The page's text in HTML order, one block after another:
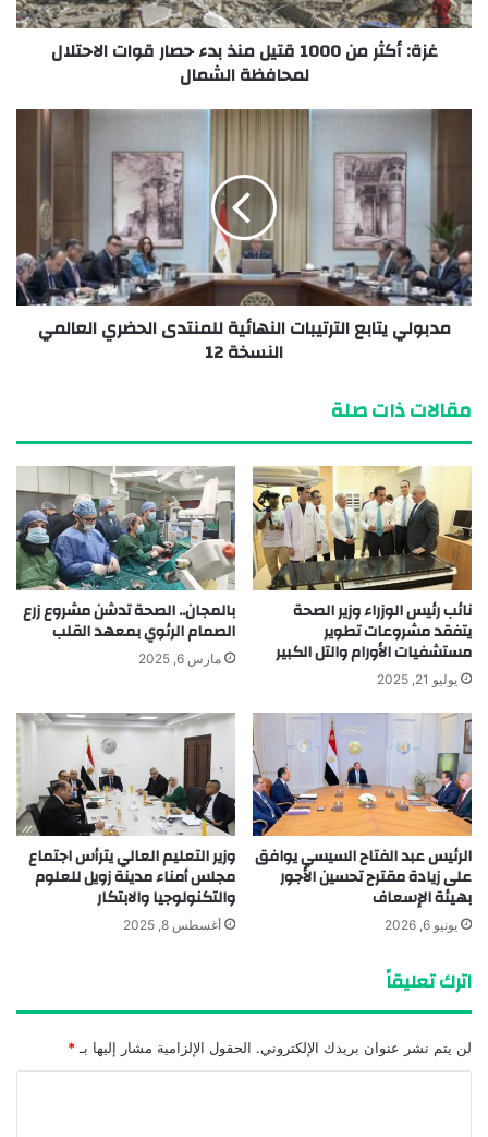
غزة: أكثر من 1000 قتيل منذ بدء حصار قوات الاحتلال
لمحافظة الشمال
مدبولي يتابع الترتيبات النهائية للمنتدى الحضري العالمي
النسخة 12
مقالات ذات صلة
نائب رئيس الوزراء وزير الصحة
يتفقد مشروعات تطوير
مستشفيات الأورام والتل الكبير
يوليو 21, 2025
بالمجان.. الصحة تدشن مشروع زرع
الصمام الرئوي بمعهد القلب
مارس 6, 2025
الرئيس عبد الفتاح السيسي يوافق
على زيادة مقترح تحسين الأجور
بهيئة الإسعاف
يونيو 6, 2026
وزير التعليم العالي يترأس اجتماع
مجلس أمناء مدينة زويل للعلوم
والتكنولوجيا والابتكار
أغسطس 8, 2025
اترك تعليقاً
لن يتم نشر عنوان بريدك الإلكتروني. الحقول الإلزامية مشار إليها بـ *